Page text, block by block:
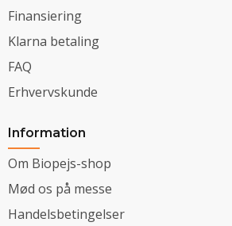
Finansiering
Klarna betaling
FAQ
Erhvervskunde
Information
Om Biopejs-shop
Mød os på messe
Handelsbetingelser